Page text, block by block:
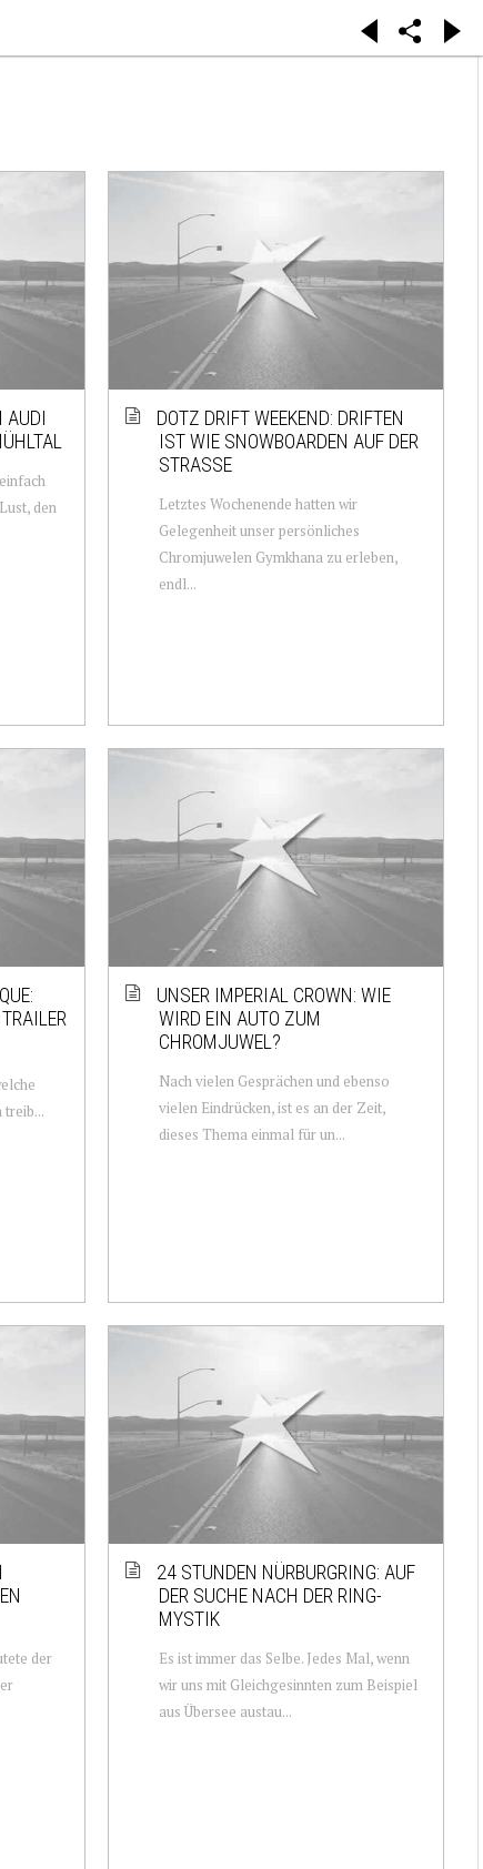
AUDI
den
DOTZ DRIFT WEEKEND: DRIFTEN
IST WIE SNOWBOARDEN AUF DER
STRASSE
Letztes Wochenende hatten wir
Gelegenheit unser persönliches
Chromjuwelen Gymkhana zu erleben,
endl...
treib...
UNSER IMPERIAL CROWN: WIE
WIRD EIN AUTO ZUM
CHROMJUWEL?
Nach vielen Gesprächen und ebenso
vielen Eindrücken, ist es an der Zeit,
dieses Thema einmal für un...
der
24 STUNDEN NÜRBURGRING: AUF
DER SUCHE NACH DER RING-
MYSTIK
Es ist immer das Selbe. Jedes Mal, wenn
wir uns mit Gleichgesinnten zum Beispiel
aus Übersee austau...